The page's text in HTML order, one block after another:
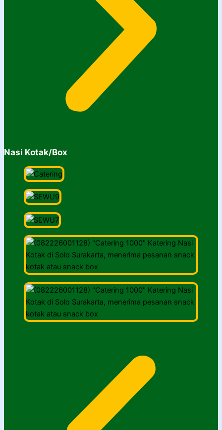
Nasi Kotak/Box